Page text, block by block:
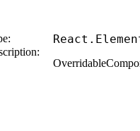
React .